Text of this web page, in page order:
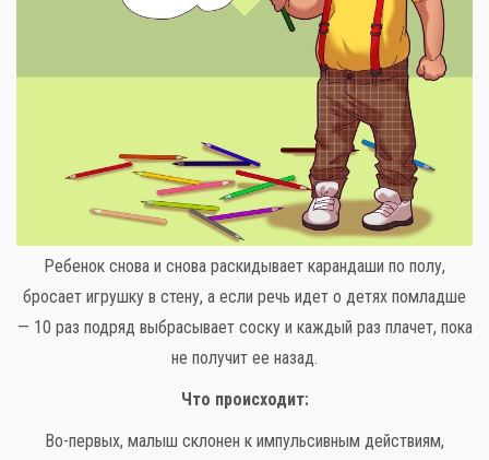
Ребенок снова и снова раскидывает карандаши по полу,
бросает игрушку в стену, а если речь идет о детях помладше
— 10 раз подряд выбрасывает соску и каждый раз плачет, пока
не получит ее назад.
Что происходит:
Во-первых, малыш склонен к импульсивным действиям,